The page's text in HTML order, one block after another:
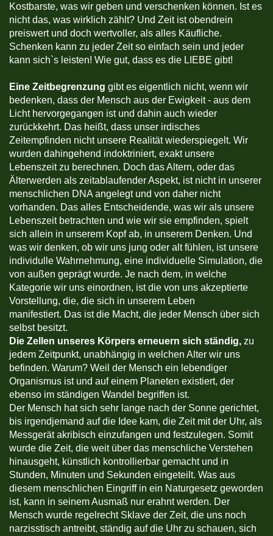
Kostbarste, was wir geben und verschenken können. Ist es
nicht das, was wirklich zählt? Und Zeit ist obendrein
preiswert und doch wertvoller, als alles Käufliche.
Schenken kann zu jeder Zeit so einfach sein und jeder
kann sich`s leisten! Wie gut, dass es die LIEBE gibt!
Eine Zeitbegrenzung gibt es eigentlich nicht, wenn wir
bedenken, dass der Mensch aus der Ewigkeit - aus dem
Licht hervorgegangen ist und dahin auch wieder
zurückkehrt. Das heißt, dass unser irdisches
Zeitempfinden nicht unsere Realität wiederspiegelt. Wir
wurden dahingehend indoktriniert, exakt unsere
Lebenszeit zu berechnen. Doch das Altern, oder das
Älterwerden als zeitablaufender Aspekt, ist nicht in unserer
menschlichen DNA angelegt und von daher nicht
vorhanden. Das alles Entscheidende, was wir als unsere
Lebenszeit betrachten und wie wir sie empfinden, spielt
sich allein in unserem Kopf ab, in unserem Denken. Und
was wir denken, ob wir uns jung oder alt fühlen, ist unsere
individulle Wahrnehmung, eine individuelle Simulation, die
von außen geprägt wurde. Je nach dem, in welche
Kategorie wir uns einordnen, ist die von uns akzeptierte
Vorstellung, die, die sich in unserem Leben
manifestiert. Das ist die Macht, die jeder Mensch über sich
selbst besitzt.
Die Zellen unseres Körpers erneuern sich ständig, zu
jedem Zeitpunkt, unabhängig in welchen Alter wir uns
befinden. Warum? Weil der Mensch ein lebendiger
Organismus ist und auf einem Planeten existiert, der
ebenso im ständigen Wandel begriffen ist.
Der Mensch hat sich sehr lange nach der Sonne gerichtet,
bis irgendjemand auf die Idee kam, die Zeit mit der Uhr, als
Messgerät akribisch einzufangen und festzulegen. Somit
wurde die Zeit, die weit über das menschliche Verstehen
hinausgeht, künstlich kontrollierbar gemacht und in
Stunden, Minuten und Sekunden eingeteilt. Was aus
diesem menschlichen Eingriff in ein Naturgesetz geworden
ist, kann in seinem Ausmaß nur erahnt werden. Der
Mensch wurde regelrecht Sklave der Zeit, die uns noch
narzisstisch antreibt, ständig auf die Uhr zu schauen, sich